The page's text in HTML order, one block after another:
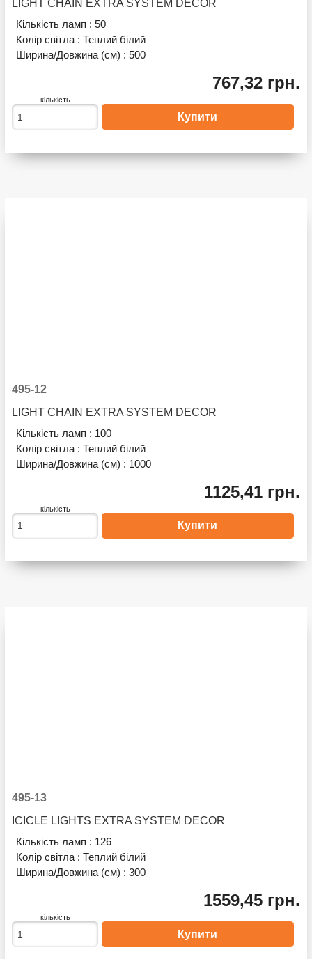
LIGHT CHAIN EXTRA SYSTEM DECOR
Кількість ламп :50
Колір світла :Теплий білий
Ширина/Довжина (см) :500
767,32 грн.
кількість
495-12
LIGHT CHAIN EXTRA SYSTEM DECOR
Кількість ламп : 100
Колір світла :Теплий білий
Ширина/Довжина (см) : 1000
1125,41 грн.
кількість
495-13
ICICLE LIGHTS EXTRA SYSTEM DECOR
Кількість ламп : 126
Колір світла :Теплий білий
Ширина/Довжина (см) :300
1559,45 грн.
кількість